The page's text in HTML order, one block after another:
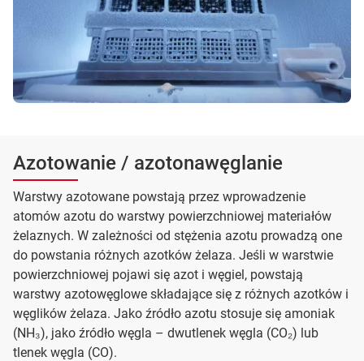
Azotowanie / azotonawęglanie
Warstwy azotowane powstają przez wprowadzenie
atomów azotu do warstwy powierzchniowej materiałów
żelaznych. W zależności od stężenia azotu prowadzą one
do powstania różnych azotków żelaza. Jeśli w warstwie
powierzchniowej pojawi się azot i węgiel, powstają
warstwy azotowęglowe składające się z różnych azotków i
węglików żelaza. Jako źródło azotu stosuje się amoniak
(NH₃), jako źródło węgla – dwutlenek węgla (CO₂) lub
tlenek węgla (CO).